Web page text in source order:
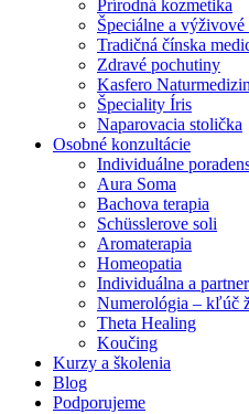
Prírodná kozmetika
Špeciálne a
Tradičná čínska
Zdravé pochutiny
Kasfero
Špeciality Íris
Naparovacia stolička
Osobné konzultácie
Individuálne
Aura Soma
Bachova terapia
Schüsslerove soli
Aromaterapia
Homeopatia
Individuálna a
Numerológia – kľúč
Theta Healing
Koučing
Kurzy a školenia
Blog
Podporujeme